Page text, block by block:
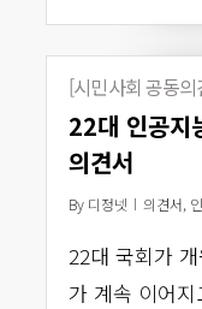
[시민사회 공동의
22대 인공지
의견서
By 디정넷 의견서,
22대 국회가
가 계속 이어